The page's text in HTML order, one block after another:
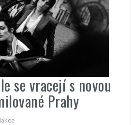
se vracejí s novou
Prahy